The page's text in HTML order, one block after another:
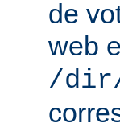
de
web
/